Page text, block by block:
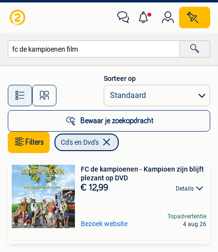
Alle afstanden…
Sorteer op
Bewaar je zoekopdracht
Filters Cd's en Dvd's
FC de kampioenen - Kampioen zijn blijft
plezant op DVD
€ 12,99 Details
Bezoek website
Topadvertentie
4 aug 26